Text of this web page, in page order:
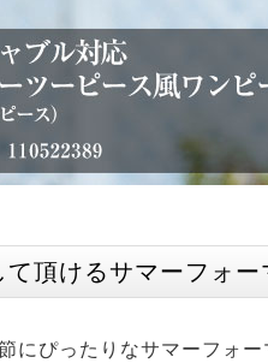
頂けるサマーフォー
にぴったりなサマーフォー